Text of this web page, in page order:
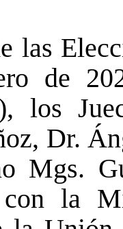
las
de
los
Dr.
Mgs.
con la